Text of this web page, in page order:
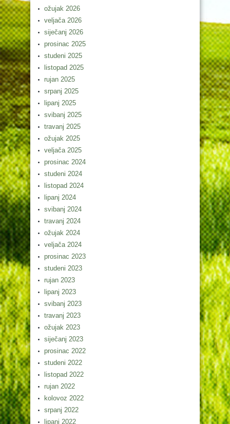
ožujak 2026
veljača 2026
siječanj 2026
prosinac 2025
studeni 2025
listopad 2025
rujan 2025
srpanj 2025
lipanj 2025
svibanj 2025
travanj 2025
ožujak 2025
veljača 2025
prosinac 2024
studeni 2024
listopad 2024
lipanj 2024
svibanj 2024
travanj 2024
ožujak 2024
veljača 2024
prosinac 2023
studeni 2023
rujan 2023
lipanj 2023
svibanj 2023
travanj 2023
ožujak 2023
siječanj 2023
prosinac 2022
studeni 2022
listopad 2022
rujan 2022
kolovoz 2022
srpanj 2022
lipanj 2022